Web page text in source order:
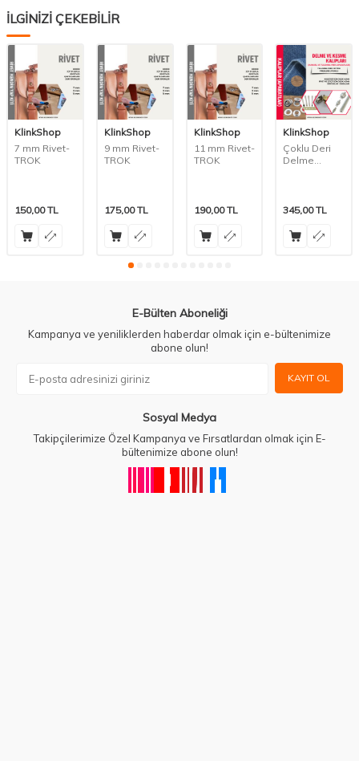
İLGİNİZİ ÇEKEBİLİR
KlinkShop
7 mm Rivet-
TROK
150,00TL
KlinkShop
9 mm Rivet-
TROK
175,00TL
KlinkShop
11 mm Rivet-
TROK
190,00TL
KlinkShop
Çoklu Deri
Delme
345,00TL
E-Bülten Aboneliği
Kampanya ve yeniliklerden haberdar olmak için e-bültenimize
abone olun!
KAYIT OL
Sosyal Medya
Takipçilerimize Özel Kampanya ve Fırsatlardan olmak için E-
bültenimize abone olun!